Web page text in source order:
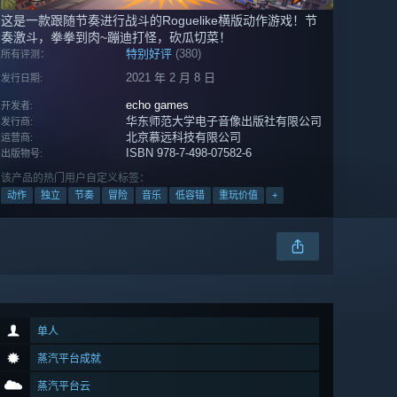
这是一款跟随节奏进行战斗的Roguelike横版动作游戏！节
奏激斗，拳拳到肉~蹦迪打怪，砍瓜切菜！
所有评测： 特别好评 (380)
发行日期: 2021 年 2 月 8 日
开发者: echo games
发行商: 华东师范大学电子音像出版社有限公司
运营商: 北京慕远科技有限公司
出版物号: ISBN 978-7-498-07582-6
该产品的热门用户自定义标签：
动作 独立 节奏 冒险 音乐 低容错 重玩价值 +
单人
蒸汽平台成就
蒸汽平台云